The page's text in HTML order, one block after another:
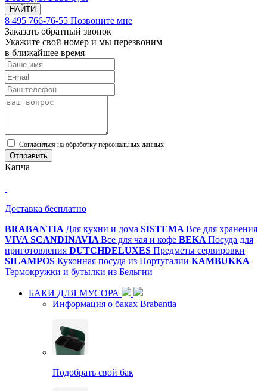
НАЙТИ
8 495 766-76-55 Позвоните мне
Заказать обратный звонок
Укажите свой номер и мы перезвоним
в ближайшее время
Cогласиться на обработку персональных данных
Отправить
Капча
Доставка бесплатно
BRABANTIA Для кухни и дома SISTEMA Все для хранения
VIVA SCANDINAVIA Все для чая и кофе BEKA Посуда для
приготовления DUTCHDELUXES Предметы сервировки
SILAMPOS Кухонная посуда из Португалии KAMBUKKA
Термокружки и бутылки из Бельгии
БАКИ ДЛЯ МУСОРА
Информация о баках Brabantia
Подобрать свой бак